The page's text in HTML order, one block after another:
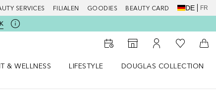
SERVICES FILIALEN GOODIES BEAUTY CARD DE FR
Zum Storefinder
Zu Meinem
Zu Meiner
& WELLNESS
LIFESTYLE
DOUGLAS COLLECTION